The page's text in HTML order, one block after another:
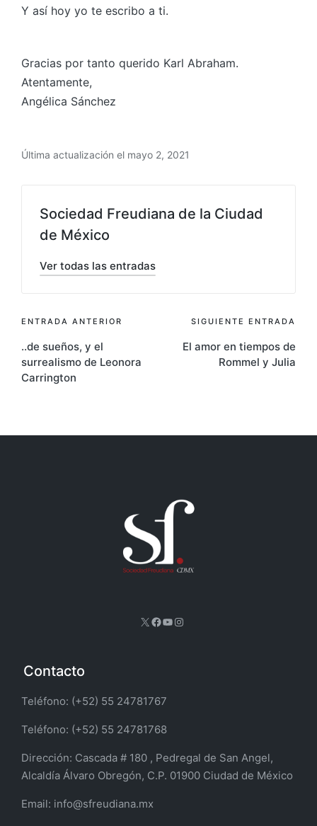
Y así hoy yo te escribo a ti.
Gracias por tanto querido Karl Abraham.
Atentamente,
Angélica Sánchez
Última actualización el mayo 2, 2021
Sociedad Freudiana de la Ciudad
de México
Ver todas las entradas
Navegación
de
entradas
ENTRADA ANTERIOR
..de sueños, y el
surrealismo de Leonora
Carrington
SIGUIENTE ENTRADA
El amor en tiempos de
Rommel y Julia
X Facebook
YouTube
Instagram
Contacto
Teléfono: (+52) 55 24781767
Teléfono: (+52) 55 24781768
Dirección: Cascada # 180 , Pedregal de San Angel,
Alcaldía Álvaro Obregón, C.P. 01900 Ciudad de México
Email: info@sfreudiana.mx